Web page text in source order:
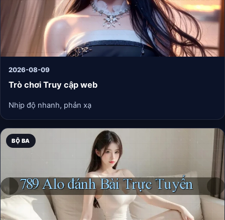
2026-08-09
Trò chơi Truy cập web
Nhịp độ nhanh, phản xạ
BỘ BA